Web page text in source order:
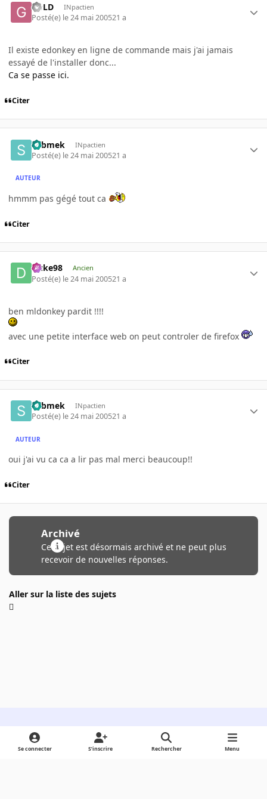
GoLD INpactien
Posté(e) le 24 mai 200521 a
Il existe edonkey en ligne de commande mais j'ai jamais
essayé de l'installer donc...
Ca se passe ici.
Citer
submek INpactien
Posté(e) le 24 mai 200521 a
AUTEUR
hmmm pas gégé tout ca
Citer
Duke98 Ancien
Posté(e) le 24 mai 200521 a
ben mldonkey pardit !!!!
avec une petite interface web on peut controler de firefox
Citer
submek INpactien
Posté(e) le 24 mai 200521 a
AUTEUR
oui j'ai vu ca ca a lir pas mal merci beaucoup!!
Citer
Archivé
Ce sujet est désormais archivé et ne peut plus
recevoir de nouvelles réponses.
Aller sur la liste des sujets
Light ModeDark ModeSystem Preference
Se connecter S’inscrire Rechercher Menu